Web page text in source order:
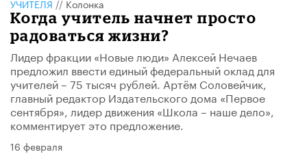
УЧИТЕЛЯ // Колонка
Когда учитель начнет просто
радоваться жизни?
Лидер фракции «Новые люди» Алексей Нечаев
предложил ввести единый федеральный оклад для
учителей – 75 тысяч рублей. Артём Соловейчик,
главный редактор Издательского дома «Первое
сентября», лидер движения «Школа – наше дело»,
комментирует это предложение.
16 февраля